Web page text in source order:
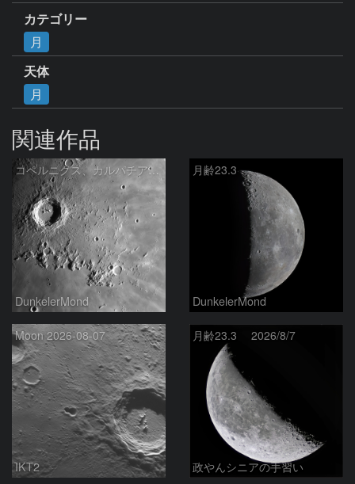
カテゴリー
月
天体
月
関連作品
コペルニクス、カルパチア山脈付近
DunkelerMond
月齢23.3
DunkelerMond
Moon 2026-08-07
IKT2
月齢23.3 2026/8/7
政やんシニアの手習い